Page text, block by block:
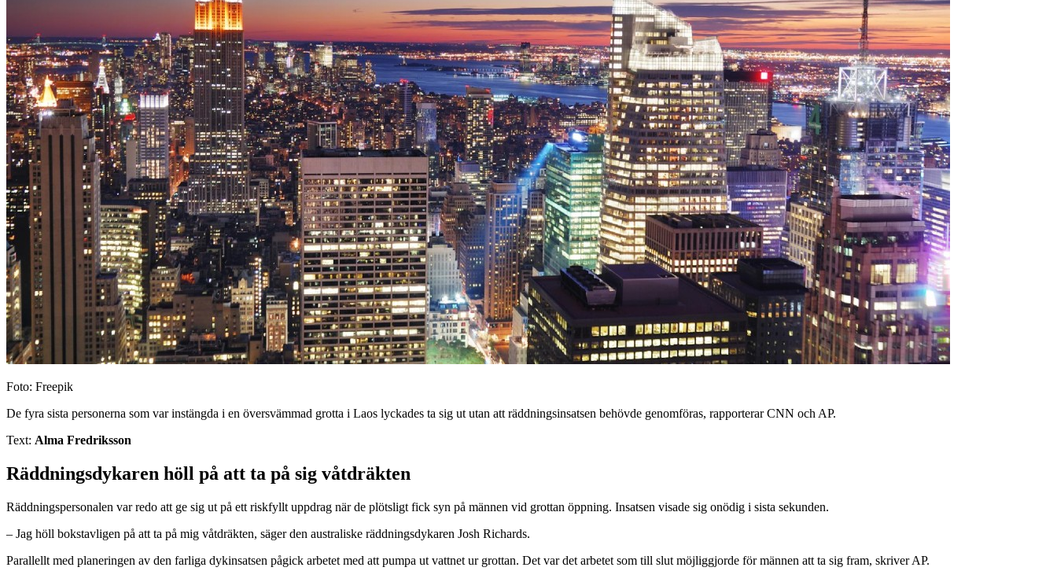
Foto: Freepik
De fyra sista personerna som var instängda i en översvämmad grotta i Laos lyckades ta sig ut utan att räddningsinsatsen behövde genomföras, rapporterar CNN och AP.
Text: Alma Fredriksson
Räddningsdykaren höll på att ta på sig våtdräkten
Räddningspersonalen var redo att ge sig ut på ett riskfyllt uppdrag när de plötsligt fick syn på männen vid grottan öppning. Insatsen visade sig onödig i sista sekunden.
– Jag höll bokstavligen på att ta på mig våtdräkten, säger den australiske räddningsdykaren Josh Richards.
Parallellt med planeringen av den farliga dykinsatsen pågick arbetet med att pumpa ut vattnet ur grottan. Det var det arbetet som till slut möjliggjorde för männen att ta sig fram, skriver AP.